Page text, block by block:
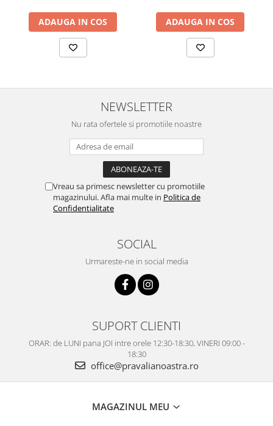
ADAUGA IN COS ADAUGA IN COS
NEWSLETTER
Nu rata ofertele si promotiile noastre
Vreau sa primesc newsletter cu promotiile
magazinului. Afla mai multe in Politica de
Confidentialitate
SOCIAL
Urmareste-ne in social media
SUPORT CLIENTI
ORAR: de LUNI pana JOI intre orele 12:30-18:30, VINERI 09:00 -
18:30
office@pravalianoastra.ro
MAGAZINUL MEU